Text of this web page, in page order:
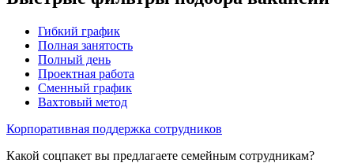
Гибкий график
Полная занятость
Полный день
Проектная работа
Сменный график
Вахтовый метод
Корпоративная поддержка сотрудников
Какой соцпакет вы предлагаете семейным сотрудникам?